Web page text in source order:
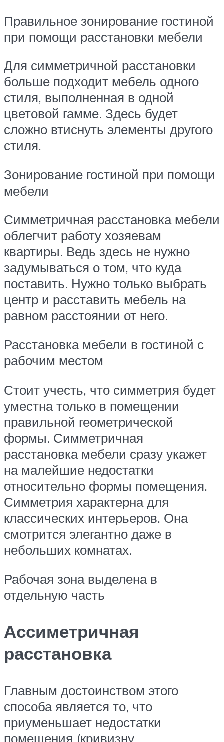
Правильное зонирование гостиной
при помощи расстановки мебели
Для симметричной расстановки
больше подходит мебель одного
стиля, выполненная в одной
цветовой гамме. Здесь будет
сложно втиснуть элементы другого
стиля.
Зонирование гостиной при помощи
мебели
Симметричная расстановка мебели
облегчит работу хозяевам
квартиры. Ведь здесь не нужно
задумываться о том, что куда
поставить. Нужно только выбрать
центр и расставить мебель на
равном расстоянии от него.
Расстановка мебели в гостиной с
рабочим местом
Стоит учесть, что симметрия будет
уместна только в помещении
правильной геометрической
формы. Симметричная
расстановка мебели сразу укажет
на малейшие недостатки
относительно формы помещения.
Симметрия характерна для
классических интерьеров. Она
смотрится элегантно даже в
небольших комнатах.
Рабочая зона выделена в
отдельную часть
Ассиметричная
расстановка
Главным достоинством этого
способа является то, что
приуменьшает недостатки
помещения (кривизну,